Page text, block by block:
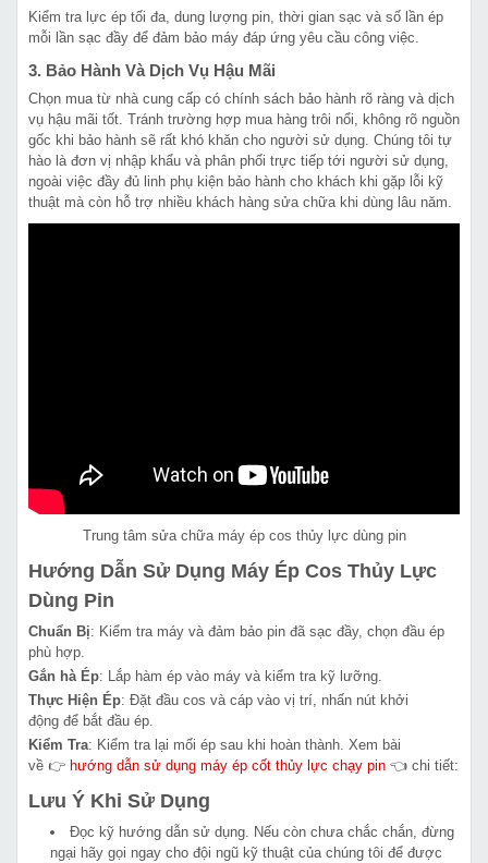
Kiểm tra lực ép tối đa, dung lượng pin, thời gian sạc và số lần ép
mỗi lần sạc đầy để đảm bảo máy đáp ứng yêu cầu công việc.
3. Bảo Hành Và Dịch Vụ Hậu Mãi
Chọn mua từ nhà cung cấp có chính sách bảo hành rõ ràng và dịch
vụ hậu mãi tốt. Tránh trường hợp mua hàng trôi nổi, không rõ nguồn
gốc khi bảo hành sẽ rất khó khăn cho người sử dụng. Chúng tôi tự
hào là đơn vị nhập khẩu và phân phối trực tiếp tới người sử dụng,
ngoài việc đầy đủ linh phụ kiện bảo hành cho khách khi gặp lỗi kỹ
thuật mà còn hỗ trợ nhiều khách hàng sửa chữa khi dùng lâu năm.
Trung tâm sửa chữa máy ép cos thủy lực dùng pin
Hướng Dẫn Sử Dụng Máy Ép Cos Thủy Lực
Dùng Pin
Chuẩn Bị: Kiểm tra máy và đảm bảo pin đã sạc đầy, chọn đầu ép
phù hợp.
Gắn hà Ép: Lắp hàm ép vào máy và kiểm tra kỹ lưỡng.
Thực Hiện Ép: Đặt đầu cos và cáp vào vị trí, nhấn nút khởi
động để bắt đầu ép.
Kiểm Tra: Kiểm tra lại mối ép sau khi hoàn thành. Xem bài
về 👉 hướng dẫn sử dụng máy ép cốt thủy lực chạy pin 👈 chi tiết:
Lưu Ý Khi Sử Dụng
Đọc kỹ hướng dẫn sử dụng. Nếu còn chưa chắc chắn, đừng
ngại hãy gọi ngay cho đội ngũ kỹ thuật của chúng tôi để được